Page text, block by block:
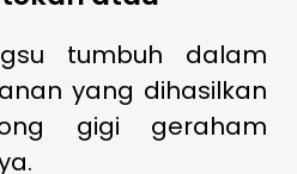
tumbuh dalam
yang dihasilkan
gigi geraham